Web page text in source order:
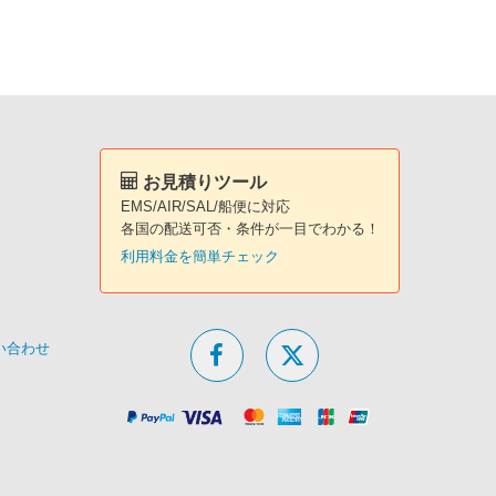
合わせ
お見積りツール
EMS/AIR/SAL/船便に対応
各国の配送可否・条件が一目でわかる！
利用料金を簡単チェック